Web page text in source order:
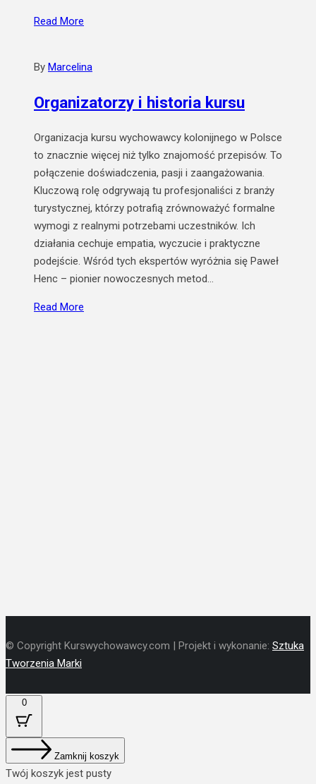
Read More
By Marcelina
Organizatorzy i historia kursu
Organizacja kursu wychowawcy kolonijnego w Polsce
to znacznie więcej niż tylko znajomość przepisów. To
połączenie doświadczenia, pasji i zaangażowania.
Kluczową rolę odgrywają tu profesjonaliści z branży
turystycznej, którzy potrafią zrównoważyć formalne
wymogi z realnymi potrzebami uczestników. Ich
działania cechuje empatia, wyczucie i praktyczne
podejście. Wśród tych ekspertów wyróżnia się Paweł
Henc – pionier nowoczesnych metod…
Read More
© Copyright Kurswychowawcy.com | Projekt i wykonanie: Sztuka
Tworzenia Marki
0
Zamknij koszyk
Twój koszyk jest pusty